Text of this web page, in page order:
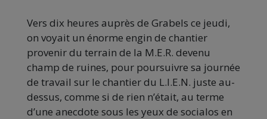
Vers dix heures auprès de Grabels ce jeudi,
on voyait un énorme engin de chantier
provenir du terrain de la M.E.R. devenu
champ de ruines, pour poursuivre sa journée
de travail sur le chantier du L.I.E.N. juste au-
dessus, comme si de rien n’était, au terme
d’une anecdote sous les yeux de socialos en